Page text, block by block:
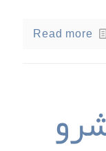
Read more